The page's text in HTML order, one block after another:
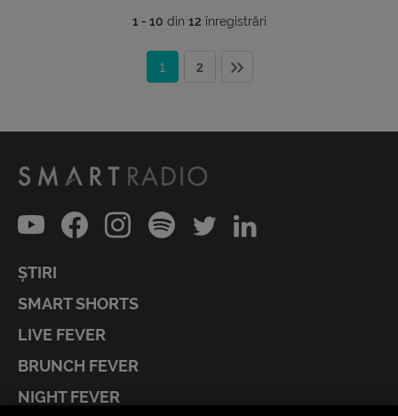
1 - 10 din 12 înregistrări
1 2
ȘTIRI
SMART SHORTS
LIVE FEVER
BRUNCH FEVER
NIGHT FEVER